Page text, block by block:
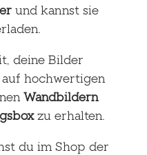
und kannst sie
deine Bilder
hochwertigen
Wandbildern
zu erhalten.
du im Shop der